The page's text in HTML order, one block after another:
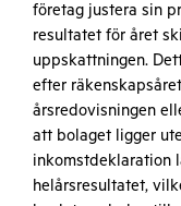
företag justera sin
resultatet för året
uppskattningen.
efter
årsredovisningen
att bolaget ligger
inkomstdeklaration
helårsresultatet,